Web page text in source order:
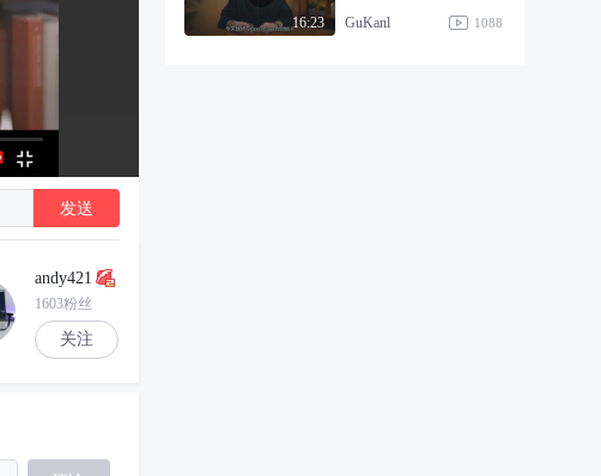
发送
andy421
1603粉丝
关注
16:23 GuKanl 1088